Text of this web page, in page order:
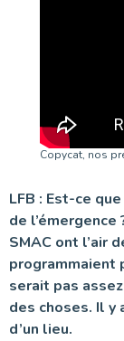
Copycat, nos
LFB : Est-ce
de
SMAC ont l’air
programmaient
serait pas
des choses. Il y
d’un lieu.